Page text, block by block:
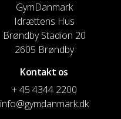
GymDanmark
Idrættens Hus
Brøndby Stadion 20
2605 Brøndby
Kontakt os
+ 45 4344 2200
info@gymdanmark.dk